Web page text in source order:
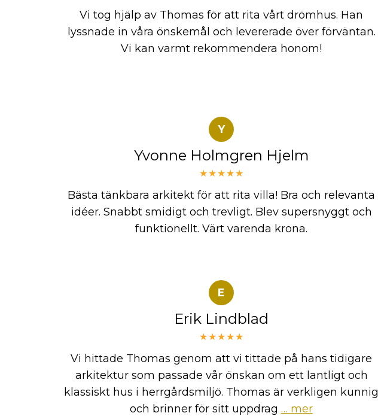
Vi tog hjälp av Thomas för att rita vårt drömhus. Han
lyssnade in våra önskemål och levererade över förväntan.
Vi kan varmt rekommendera honom!
Y
Yvonne Holmgren Hjelm
★★★★★
Bästa tänkbara arkitekt för att rita villa! Bra och relevanta
idéer. Snabbt smidigt och trevligt. Blev supersnyggt och
funktionellt. Värt varenda krona.
E
Erik Lindblad
★★★★★
Vi hittade Thomas genom att vi tittade på hans tidigare
arkitektur som passade vår önskan om ett lantligt och
klassiskt hus i herrgårdsmiljö. Thomas är verkligen kunnig
och brinner för sitt uppdrag … mer